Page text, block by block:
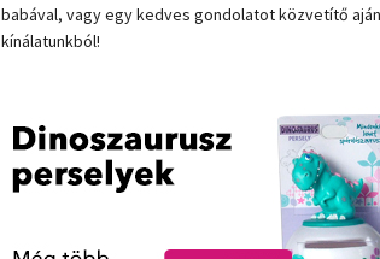
babával, vagy egy kedves gondolatot közvetítő
kínálatunkból!